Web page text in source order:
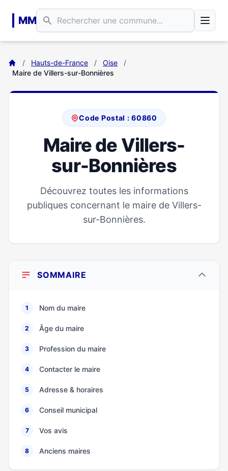
MM
/ Hauts-de-France / Oise
/
Maire de Villers-sur-Bonnières
Code Postal : 60860
Maire de Villers-
sur-Bonnières
Découvrez toutes les informations
publiques concernant le maire de Villers-
sur-Bonnières.
SOMMAIRE
1 Nom du maire
2 Âge du maire
3 Profession du maire
4 Contacter le maire
5 Adresse & horaires
6 Conseil municipal
7 Vos avis
8 Anciens maires